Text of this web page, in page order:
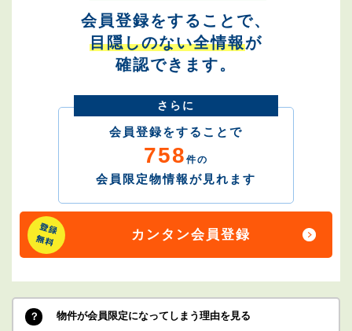
会員登録をすることで、
目隠しのない全情報が
確認できます。
さらに
会員登録をすることで
758 件の
会員限定物情報が見れます
カンタン会員登録
物件が会員限定になってしまう理由を見る